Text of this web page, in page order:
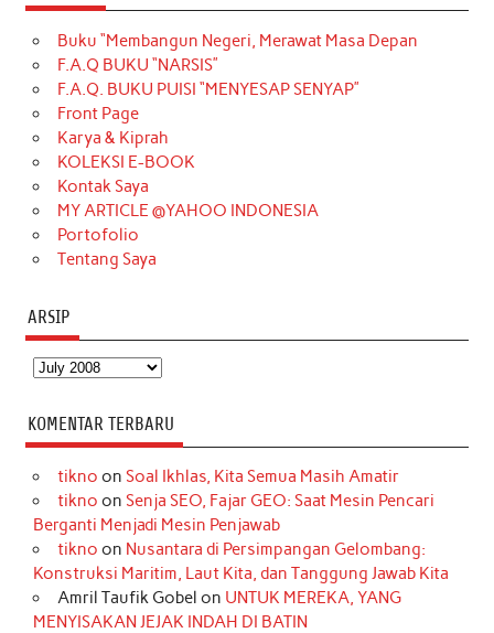
e
b
o
o
k
t
a
g
r
a
m
T
o
k
t
e
r
k
e
d
t
t
e
T
u
b
Buku “Membangun Negeri, Merawat Masa Depan
F.A.Q BUKU “NARSIS”
F.A.Q. BUKU PUISI “MENYESAP SENYAP”
Front Page
Karya & Kiprah
KOLEKSI E-BOOK
Kontak Saya
MY ARTICLE @YAHOO INDONESIA
Portofolio
Tentang Saya
ARSIP
Arsip
KOMENTAR TERBARU
tikno on Soal Ikhlas, Kita Semua Masih Amatir
tikno on Senja SEO, Fajar GEO: Saat Mesin Pencari
Berganti Menjadi Mesin Penjawab
tikno on Nusantara di Persimpangan Gelombang:
Konstruksi Maritim, Laut Kita, dan Tanggung Jawab Kita
Amril Taufik Gobel on UNTUK MEREKA, YANG
MENYISAKAN JEJAK INDAH DI BATIN